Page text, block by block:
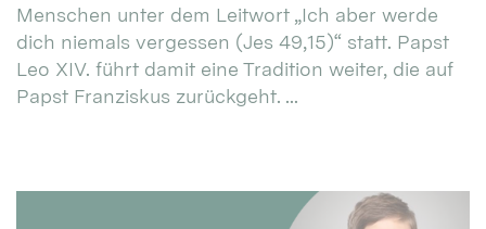
Menschen unter dem Leitwort „Ich aber werde
dich niemals vergessen (Jes 49,15)“ statt. Papst
Leo XIV. führt damit eine Tradition weiter, die auf
Papst Franziskus zurückgeht. ...